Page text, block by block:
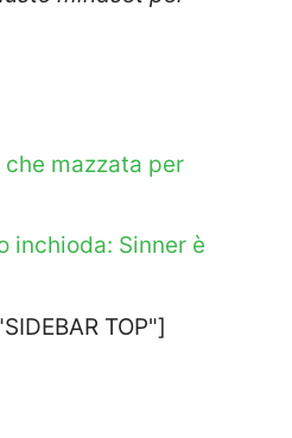
mazzata per
inchioda: Sinner è
TOP"]